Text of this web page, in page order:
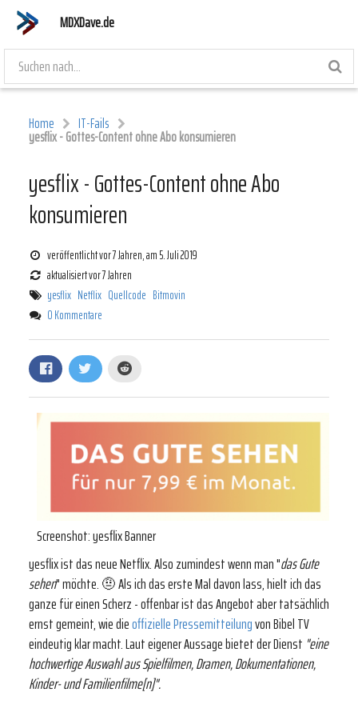
MDXDave.de
Home IT-Fails
yesflix - Gottes-Content ohne Abo konsumieren
yesflix - Gottes-Content ohne Abo
konsumieren
Screenshot: yesflix Banner
yesflix ist das neue Netflix. Also zumindest wenn man "das Gute
sehen" möchte. 🤨 Als ich das erste Mal davon lass, hielt ich das
ganze für einen Scherz - offenbar ist das Angebot aber tatsächlich
ernst gemeint, wie dieoffizielle Pressemitteilungvon Bibel TV
eindeutig klar macht. Laut eigener Aussage bietet der Dienst "eine
hochwertige Auswahl aus Spielfilmen, Dramen, Dokumentationen,
Kinder- und Familienfilme[n]".